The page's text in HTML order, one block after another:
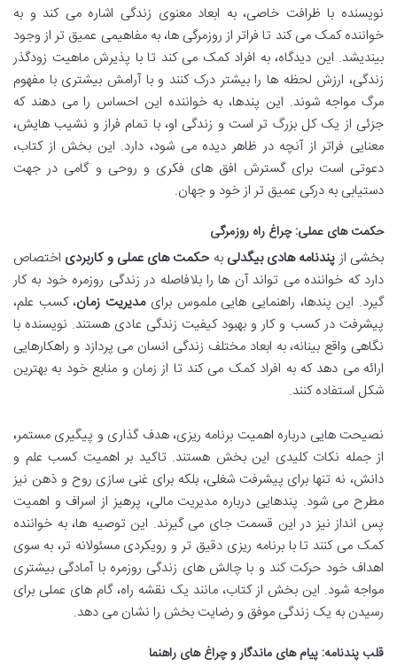
نویسنده با ظرافت خاصی، به ابعاد معنوی زندگی اشاره می کند و به
خواننده کمک می کند تا فراتر از روزمرگی ها، به مفاهیمی عمیق تر از وجود
بیندیشد. این دیدگاه، به افراد کمک می کند تا با پذیرش ماهیت زودگذر
زندگی، ارزش لحظه ها را بیشتر درک کنند و با آرامش بیشتری با مفهوم
مرگ مواجه شوند. این پندها، به خواننده این احساس را می دهند که
جزئی از یک کل بزرگ تر است و زندگی او، با تمام فراز و نشیب هایش،
معنایی فراتر از آنچه در ظاهر دیده می شود، دارد. این بخش از کتاب،
دعوتی است برای گسترش افق های فکری و روحی و گامی در جهت
دستیابی به درکی عمیق تر از خود و جهان.
حکمت های عملی: چراغ راه روزمرگی
بخشی از پندنامه هادی بیگدلی بهحکمت های عملی و کاربردی اختصاص
دارد که خواننده می تواند آن ها را بلافاصله در زندگی روزمره خود به کار
گیرد. این پندها، راهنمایی هایی ملموس برایمدیریت زمان، کسب علم،
پیشرفت در کسب و کار و بهبود کیفیت زندگی عادی هستند. نویسنده با
نگاهی واقع بینانه، به ابعاد مختلف زندگی انسان می پردازد و راهکارهایی
ارائه می دهد که به افراد کمک می کند تا از زمان و منابع خود به بهترین
شکل استفاده کنند.
نصیحت هایی درباره اهمیت برنامه ریزی، هدف گذاری و پیگیری مستمر،
از جمله نکات کلیدی این بخش هستند. تاکید بر اهمیت کسب علم و
دانش، نه تنها برای پیشرفت شغلی، بلکه برای غنی سازی روح و ذهن نیز
مطرح می شود. پندهایی درباره مدیریت مالی، پرهیز از اسراف و اهمیت
پس انداز نیز در این قسمت جای می گیرند. این توصیه ها، به خواننده
کمک می کنند تا با برنامه ریزی دقیق تر و رویکردی مسئولانه تر، به سوی
اهداف خود حرکت کند و با چالش های زندگی روزمره با آمادگی بیشتری
مواجه شود. این بخش از کتاب، مانند یک نقشه راه، گام های عملی برای
رسیدن به یک زندگی موفق و رضایت بخش را نشان می دهد.
قلب پندنامه: پیام های ماندگار و چراغ های راهنما